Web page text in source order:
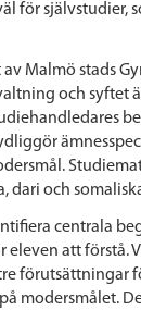
för självstudier,
Malmö stads
och syftet
dari och
centrala
eleven att förstå.
förutsättningar
modersmålet.